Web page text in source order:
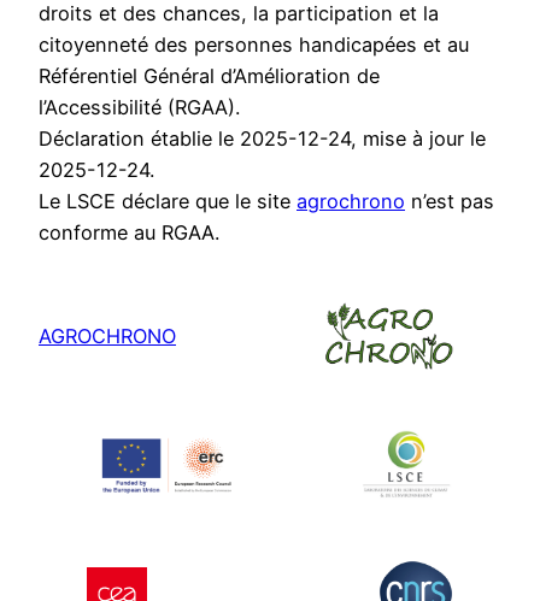
droits et des chances, la participation et la
citoyenneté des personnes handicapées et au
Référentiel Général d’Amélioration de
l’Accessibilité (RGAA).
Déclaration établie le 2025-12-24, mise à jour le
2025-12-24.
Le LSCE déclare que le site agrochrono n’est pas
conforme au RGAA.
AGROCHRONO